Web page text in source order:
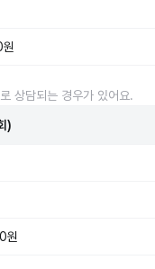
상담되는 경우가 있어요.
)
원